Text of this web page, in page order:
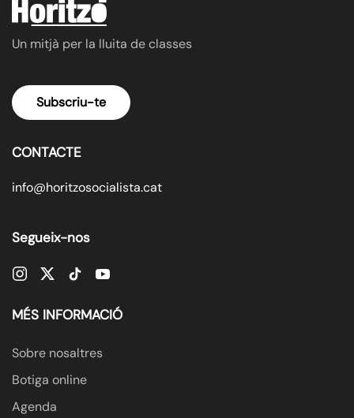
Un mitjà per la lluita de classes
Subscriu-te
CONTACTE
info@horitzosocialista.cat
Segueix-nos
MÉS INFORMACIÓ
Sobre nosaltres
Botiga online
Agenda